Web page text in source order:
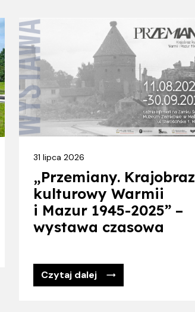
31 lipca 2026
„Przemiany. Krajobraz
kulturowy Warmii
i Mazur 1945-2025” –
wystawa czasowa
Czytaj dalej